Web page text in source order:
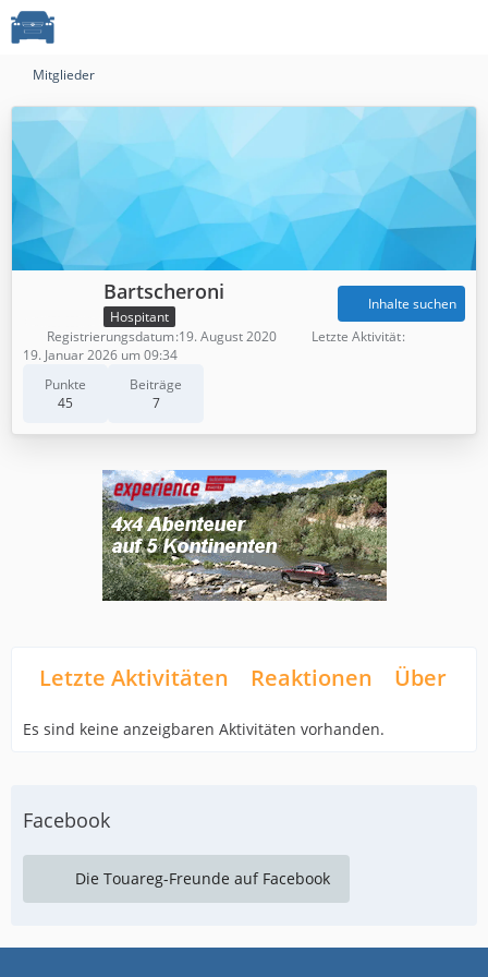
Mitglieder
Bartscheroni
Hospitant
Punkte
45
Beiträge
7
Inhalte suchen
Registrierungsdatum 19. August 2020
Letzte Aktivität
19. Januar 2026 um 09:34
Letzte Aktivitäten Reaktionen Über
Es sind keine anzeigbaren Aktivitäten vorhanden.
Facebook
Die Touareg-Freunde auf Facebook